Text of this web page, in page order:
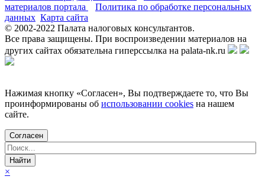
материалов портала
Политика по обработке персональных
данных Карта сайта
© 2002-2022 Палата налоговых консультантов.
Все права защищены. При воспроизведении материалов на
других сайтах обязательна гиперссылка на palata-nk.ru
Нажимая кнопку «Согласен», Вы подтверждаете то, что Вы
проинформированы об использовании cookies на нашем
сайте.
Согласен
×